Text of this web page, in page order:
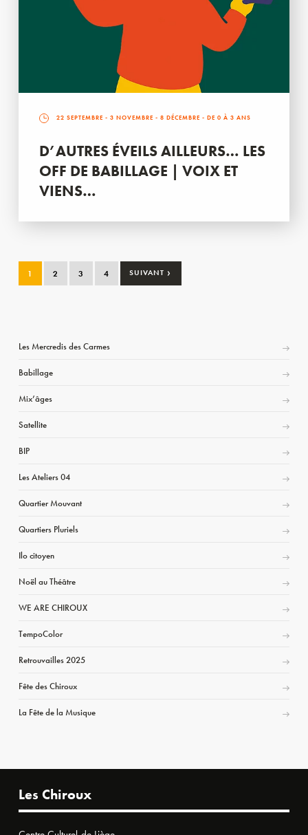
22 SEPTEMBRE - 3 NOVEMBRE - 8 DÉCEMBRE - DE 0 À 3 ANS
D’AUTRES ÉVEILS AILLEURS… LES
OFF DE BABILLAGE | VOIX ET
VIENS…
1 2 3 4 SUIVANT ›
Les Mercredis des Carmes
Babillage
Mix’âges
Satellite
BIP
Les Ateliers 04
Quartier Mouvant
Quartiers Pluriels
Ilo citoyen
Noël au Théâtre
WE ARE CHIROUX
TempoColor
Retrouvailles 2025
Fête des Chiroux
La Fête de la Musique
Les Chiroux